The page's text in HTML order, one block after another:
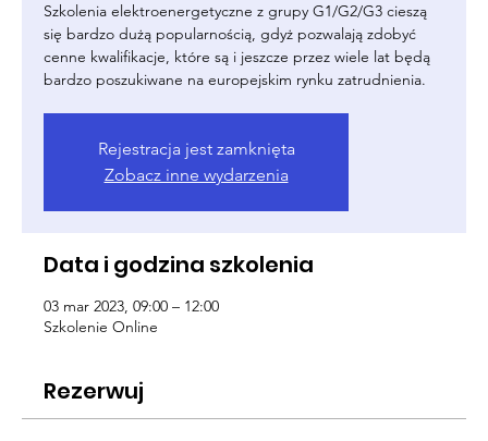
Szkolenia elektroenergetyczne z grupy G1/G2/G3 cieszą
się bardzo dużą popularnością, gdyż pozwalają zdobyć
cenne kwalifikacje, które są i jeszcze przez wiele lat będą
bardzo poszukiwane na europejskim rynku zatrudnienia.
Rejestracja jest zamknięta
Zobacz inne wydarzenia
Data i godzina szkolenia
03 mar 2023, 09:00 – 12:00
Szkolenie Online
Rezerwuj